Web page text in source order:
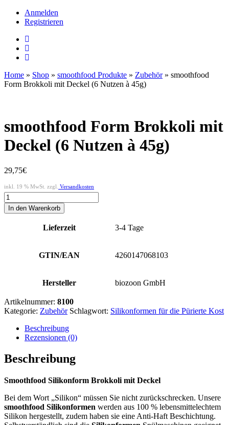
Anmelden
Registrieren
Home » Shop » smoothfood Produkte » Zubehör» smoothfood
Form Brokkoli mit Deckel (6 Nutzen à 45g)
smoothfood Form Brokkoli mit
Deckel (6 Nutzen à 45g)
29,75€
inkl. 19 % MwSt. zzgl. Versandkosten
smoothfood
Form
Brokkoli
In den Warenkorb
Lieferzeit 3-4 Tage
GTIN/EAN 4260147068103
Hersteller biozoon GmbH
Artikelnummer: 8100
Kategorie: Zubehör Schlagwort: Silikonformen für die Pürierte Kost
Beschreibung
Rezensionen (0)
Beschreibung
Smoothfood Silikonform Brokkoli mit Deckel
Bei dem Wort „Silikon“ müssen Sie nicht zurückschrecken. Unsere
smoothfood Silikonformen werden aus 100 % lebensmittelechtem
Silikon hergestellt, zudem haben sie eine Anti-Haft Beschichtung.